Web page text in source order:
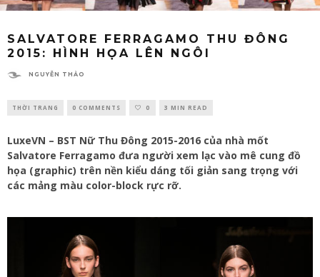
SALVATORE FERRAGAMO THU ĐÔNG
2015: HÌNH HỌA LÊN NGÔI
NGUYỄN THẢO
THỜI TRANG 0 COMMENTS 0 3 MIN READ
LuxeVN – BST Nữ Thu Đông 2015-2016 của nhà mốt
Salvatore Ferragamo đưa người xem lạc vào mê cung đồ
họa (graphic) trên nền kiểu dáng tối giản sang trọng với
các mảng màu color-block rực rỡ.